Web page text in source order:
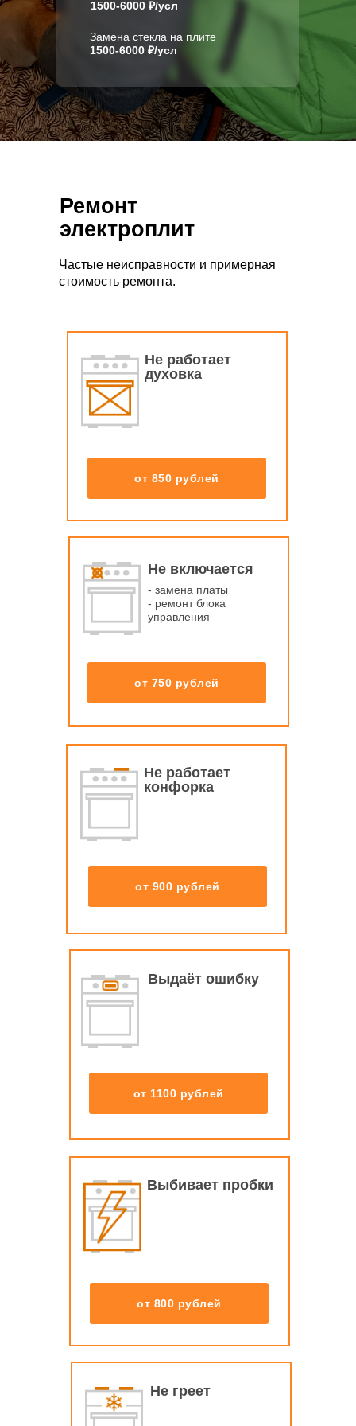
Замена стекла на плите
1500-6000 ₽/усл
1500-6000 ₽/усл
Ремонт
электроплит
Частые неисправности и примерная
стоимость ремонта.
Не работает
духовка
от 850 рублей
Не работает
конфорка
от 750 рублей
Не включается
- замена платы
- ремонт блока
управления
от 900 рублей
Выдаёт ошибку
от 1100 рублей
Выбивает пробки
от 800 рублей
Не греет
Подберём ремонт